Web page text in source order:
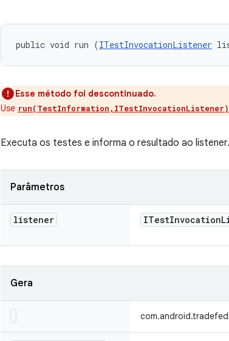
public void run (ITestInvocationListener
Esse método foi descontinuado.
Use run(TestInformation,ITestInvocationListener)
Executa os testes e informa o resultado ao listener.
Parâmetros
listener ITestInvocation
Gera